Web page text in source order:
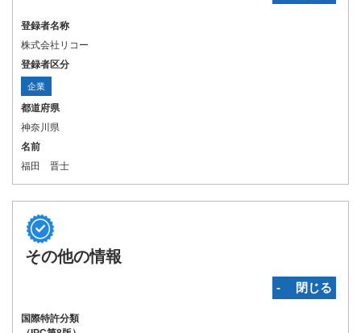
登録者名称
株式会社リコー
登録者区分
企業
都道府県
神奈川県
名前
福田 晋士
その他の情報
‐ 閉じる
国際特許分類